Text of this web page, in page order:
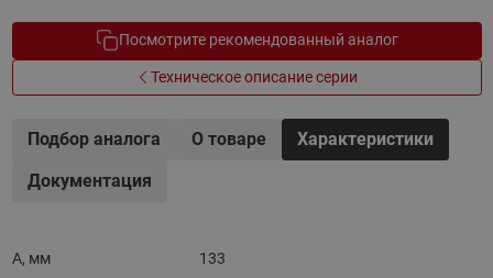
Посмотрите рекомендованный аналог
Техническое описание серии
Подбор аналога О товаре
Характеристики
Документация
A, мм
133